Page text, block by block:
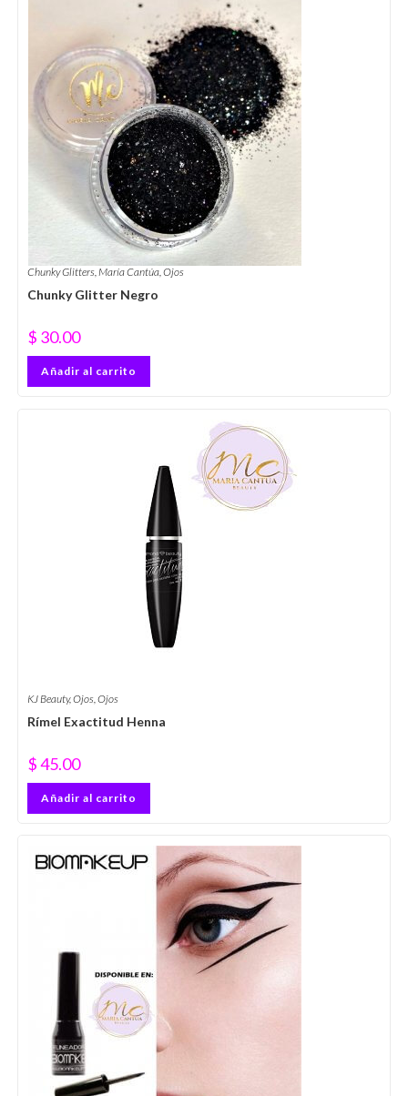
Chunky Glitters,María Cantúa,Ojos
Chunky Glitter Negro
$ 30.00
Añadir al carrito
KJ Beauty,Ojos, Ojos
Rímel Exactitud Henna
$45.00
Añadir al carrito